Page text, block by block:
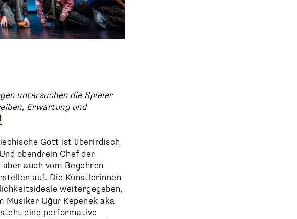
untersuchen die Spieler
Erwartung und
Gott ist überirdisch
obendrein Chef der
auch vom Begehren
auf. Die Künstlerinnen
weitergegeben,
Uğur Kepenek aka
eine performative